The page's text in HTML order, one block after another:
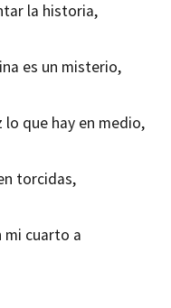
la historia,
es un misterio,
que hay en medio,
torcidas,
cuarto a